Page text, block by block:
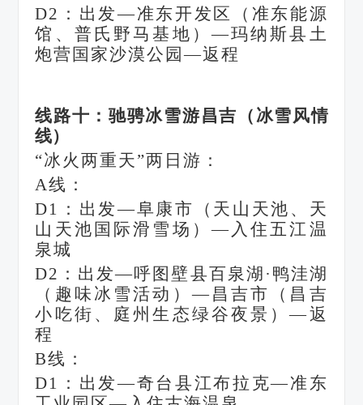
D2：出发—准东开发区（准东能源
馆、普氏野马基地）—玛纳斯县土
炮营国家沙漠公园—返程
线路十：驰骋冰雪游昌吉（冰雪风情
线）
“冰火两重天”两日游：
A线：
D1：出发—阜康市（天山天池、天
山天池国际滑雪场）—入住五江温
泉城
D2：出发—呼图壁县百泉湖·鸭洼湖
（趣味冰雪活动）—昌吉市（昌吉
小吃街、庭州生态绿谷夜景）—返
程
B线：
D1：出发—奇台县江布拉克—准东